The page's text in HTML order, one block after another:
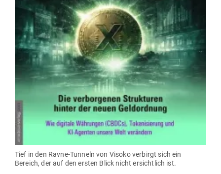
Tief in den Ravne-Tunneln von Visoko ver­birgt sich ein
Bereich, der auf den ersten Blick nicht ersichtlich ist.